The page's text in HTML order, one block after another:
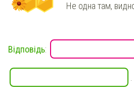
Не одна там,
Відповідь: